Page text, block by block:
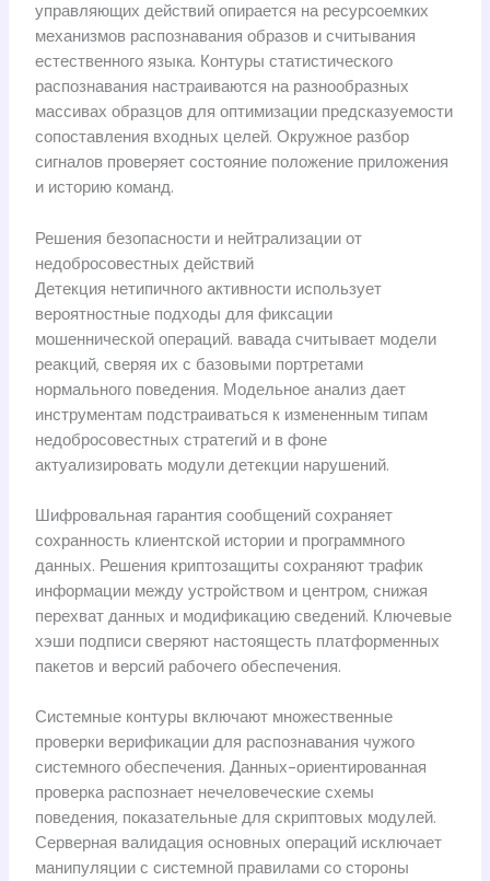
управляющих действий опирается на ресурсоемких
механизмов распознавания образов и считывания
естественного языка. Контуры статистического
распознавания настраиваются на разнообразных
массивах образцов для оптимизации предсказуемости
сопоставления входных целей. Окружное разбор
сигналов проверяет состояние положение приложения
и историю команд.
Решения безопасности и нейтрализации от
недобросовестных действий
Детекция нетипичного активности использует
вероятностные подходы для фиксации
мошеннической операций. вавада считывает модели
реакций, сверяя их с базовыми портретами
нормального поведения. Модельное анализ дает
инструментам подстраиваться к измененным типам
недобросовестных стратегий и в фоне
актуализировать модули детекции нарушений.
Шифровальная гарантия сообщений сохраняет
сохранность клиентской истории и программного
данных. Решения криптозащиты сохраняют трафик
информации между устройством и центром, снижая
перехват данных и модификацию сведений. Ключевые
хэши подписи сверяют настоящесть платформенных
пакетов и версий рабочего обеспечения.
Системные контуры включают множественные
проверки верификации для распознавания чужого
системного обеспечения. Данных-ориентированная
проверка распознает нечеловеческие схемы
поведения, показательные для скриптовых модулей.
Серверная валидация основных операций исключает
манипуляции с системной правилами со стороны